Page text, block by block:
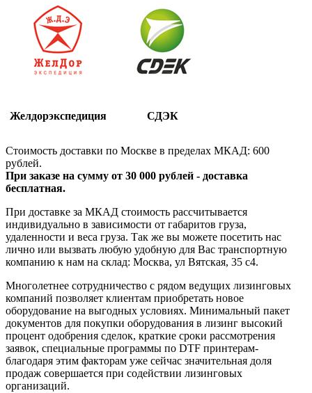
Желдорэкспедиция СДЭК
Стоимость доставки по Москве в пределах МКАД: 600
рублей.
При заказе на сумму от 30 000 рублей - доставка
бесплатная.
При доставке за МКАД стоимость рассчитывается
индивидуально в зависимости от габаритов груза,
удаленности и веса груза. Так же вы можете посетить нас
лично или вызвать любую удобную для Вас транспортную
компанию к нам на склад: Москва, ул Вятская, 35 c4.
Многолетнее сотрудничество с рядом ведущих лизинговых
компаний позволяет клиентам приобретать новое
оборудование на выгодных условиях. Минимальный пакет
документов для покупки оборудования в лизинг высокий
процент одобрения сделок, краткие сроки рассмотрения
заявок, специальные программы по DTF принтерам-
благодаря этим факторам уже сейчас значительная доля
продаж совершается при содействии лизинговых
организаций.